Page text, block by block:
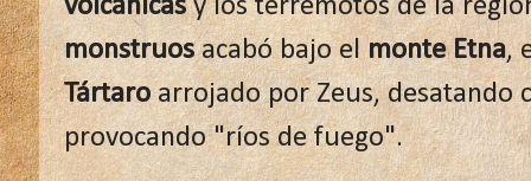
volcánicasy los terremotos de la
monstruosacabó bajo elmonte Etna,
Tártaroarrojado por Zeus, desatando
provocando "ríos de fuego".